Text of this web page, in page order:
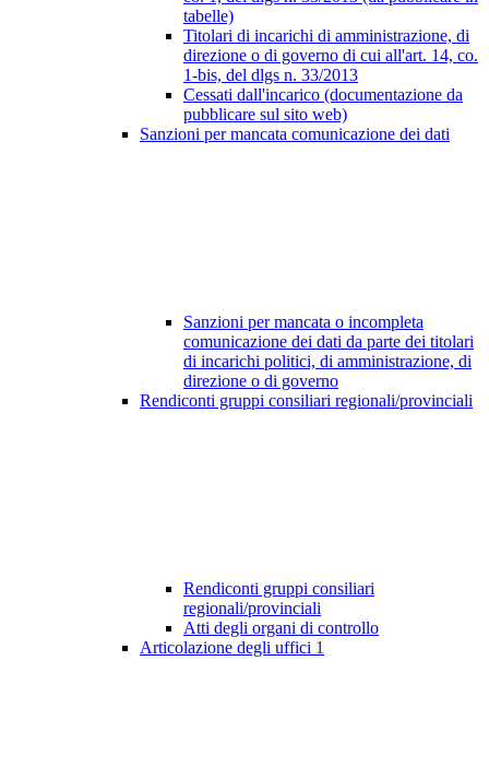
tabelle)
Titolari di incarichi di amministrazione, di
direzione o di governo di cui all'art. 14, co.
1-bis, del dlgs n. 33/2013
Cessati dall'incarico (documentazione da
pubblicare sul sito web)
Sanzioni per mancata comunicazione dei dati
Sanzioni per mancata o incompleta
comunicazione dei dati da parte dei titolari
di incarichi politici, di amministrazione, di
direzione o di governo
Rendiconti gruppi consiliari regionali/provinciali
Rendiconti gruppi consiliari
regionali/provinciali
Atti degli organi di controllo
Articolazione degli uffici 1